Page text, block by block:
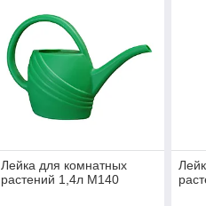
Лейка для комнатных
растений 1,4л М140